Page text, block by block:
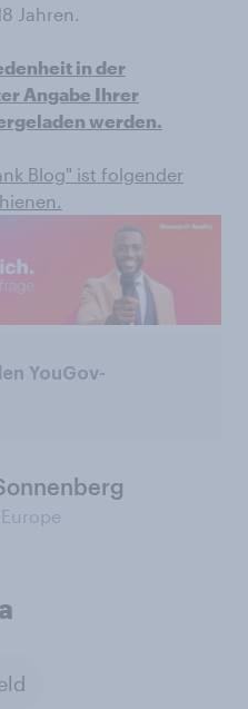
Jahren.
in der
Angabe Ihrer
werden.
Blog" ist folgender
YouGov-